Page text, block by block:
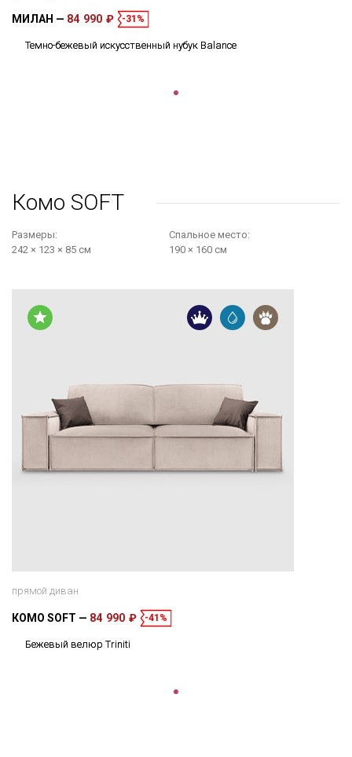
МИЛАН 84 990 ₽ -31%
Темно-бежевый искусственный нубук Balance
Комо SOFT
Размеры:
242 × 123 × 85 см
Cпальное место:
190 × 160 см
прямой диван
КОМО SOFT 84 990 ₽ -41%
Бежевый велюр Triniti